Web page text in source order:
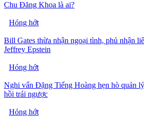
Chu Đăng Khoa là ai?
Hóng hớt
Bill Gates thừa nhận ngoại tình, phủ nhận
Jeffrey Epstein
Hóng hớt
Nghi vấn Đặng Tiếng Hoàng hẹn hò quản
hồi trái ngược
Hóng hớt